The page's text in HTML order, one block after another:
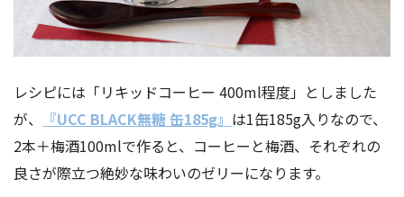
レシピには「リキッドコーヒー 400ml程度」としました
が、
『UCC BLACK無糖 缶185g』 は1缶185g入りなので、
2本＋梅酒100mlで作ると、コーヒーと梅酒、それぞれの
良さが際立つ絶妙な味わいのゼリーになります。